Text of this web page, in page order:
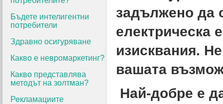
Бъдете интелигентни
потребители
Здравно осигуряване
Какво е невромаркетинг?
Какво представлява
методът на золтман?
Рекламациите
задължено да
електрическа
изисквания.
вашата
Най-добре е